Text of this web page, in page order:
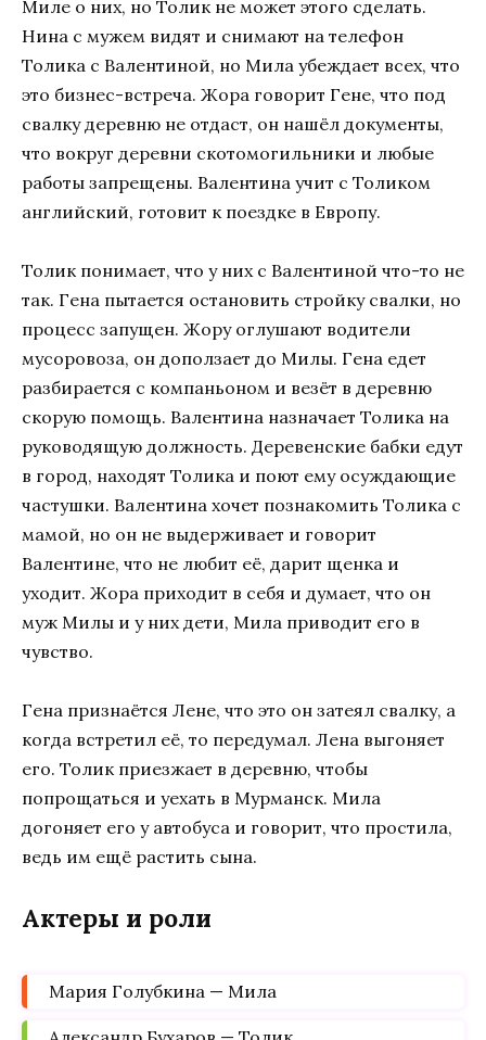
Миле о них, но Толик не может этого сделать.
Нина с мужем видят и снимают на телефон
Толика с Валентиной, но Мила убеждает всех, что
это бизнес-встреча. Жора говорит Гене, что под
свалку деревню не отдаст, он нашёл документы,
что вокруг деревни скотомогильники и любые
работы запрещены. Валентина учит с Толиком
английский, готовит к поездке в Европу.
Толик понимает, что у них с Валентиной что-то не
так. Гена пытается остановить стройку свалки, но
процесс запущен. Жору оглушают водители
мусоровоза, он доползает до Милы. Гена едет
разбирается с компаньоном и везёт в деревню
скорую помощь. Валентина назначает Толика на
руководящую должность. Деревенские бабки едут
в город, находят Толика и поют ему осуждающие
частушки. Валентина хочет познакомить Толика с
мамой, но он не выдерживает и говорит
Валентине, что не любит её, дарит щенка и
уходит. Жора приходит в себя и думает, что он
муж Милы и у них дети, Мила приводит его в
чувство.
Гена признаётся Лене, что это он затеял свалку, а
когда встретил её, то передумал. Лена выгоняет
его. Толик приезжает в деревню, чтобы
попрощаться и уехать в Мурманск. Мила
догоняет его у автобуса и говорит, что простила,
ведь им ещё растить сына.
Актеры и роли
Мария Голубкина — Мила